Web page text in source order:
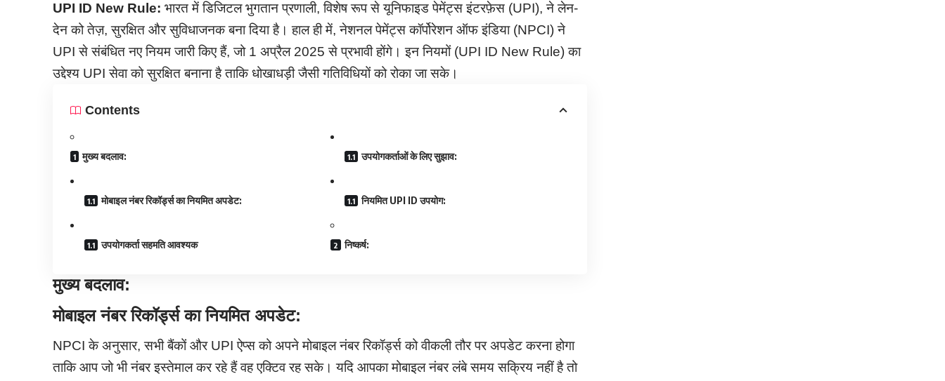
UPI ID New Rule:भारत में डिजिटल भुगतान प्रणाली, विशेष रूप से यूनिफाइड पेमेंट्स इंटरफ़ेस (UPI), ने लेन-
देन को तेज़, सुरक्षित और सुविधाजनक बना दिया है। हाल ही में, नेशनल पेमेंट्स कॉर्पोरेशन ऑफ इंडिया (NPCI) ने
UPI से संबंधित नए नियम जारी किए हैं, जो 1 अप्रैल 2025 से प्रभावी होंगे। इन नियमों (UPI ID New Rule) का
उद्देश्य UPI सेवा को सुरक्षित बनाना है ताकि धोखाधड़ी जैसी गतिविधियों को रोका जा सके।
Contents
मुख्य बदलाव:
मोबाइल नंबर रिकॉर्ड्स का नियमित अपडेट:
उपयोगकर्ता सहमति आवश्यक
उपयोगकर्ताओं के लिए सुझाव:
नियमित UPI ID उपयोग:
निष्कर्ष:
मुख्य बदलाव:
मोबाइल नंबर रिकॉर्ड्स का नियमित अपडेट:
NPCI के अनुसार, सभी बैंकों और UPI ऐप्स को अपने मोबाइल नंबर रिकॉर्ड्स को वीकली तौर पर अपडेट करना होगा
ताकि आप जो भी नंबर इस्तेमाल कर रहे हैं वह एक्टिव रह सके। यदि आपका मोबाइल नंबर लंबे समय सक्रिय नहीं है तो